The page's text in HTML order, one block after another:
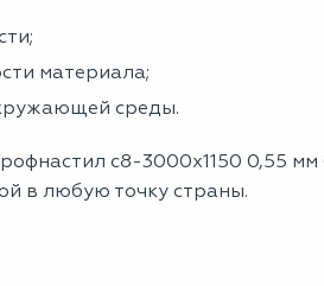
материала;
среды.
с8-3000х1150 0,55 мм
в любую точку страны.